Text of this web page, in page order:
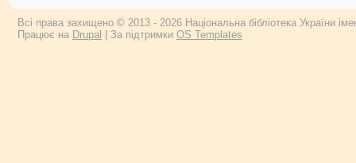
Всі права захищено © 2013 - 2026 Національна бібліотека України
Працює на Drupal | За підтримки OS Templates